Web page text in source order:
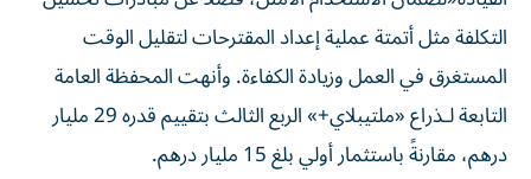
التكلفة مثل أتمتة عملية إعداد المقترحات لتقليل الوقت
المستغرق في العمل وزيادة الكفاءة. وأنهت المحفظة العامة
التابعة لـذراع «ملتيبلاي+» الربع الثالث بتقييم قدره 29 مليار
درهم، مقارنةً باستثمار أولي بلغ 15 مليار درهم.